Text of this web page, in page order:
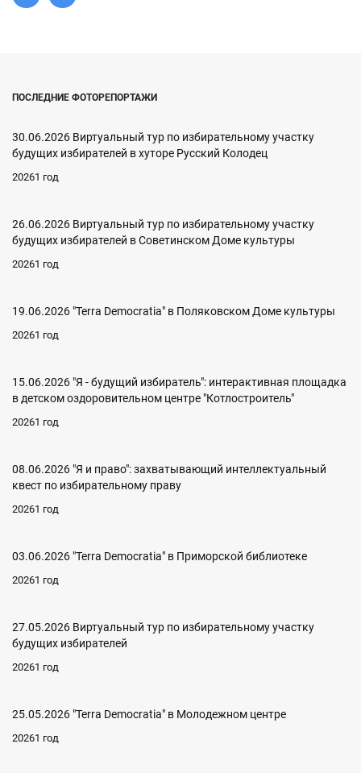
ПОСЛЕДНИЕ ФОТОРЕПОРТАЖИ
30.06.2026 Виртуальный тур по избирательному участку
будущих избирателей в хуторе Русский Колодец
20261 год
26.06.2026 Виртуальный тур по избирательному участку
будущих избирателей в Советинском Доме культуры
20261 год
19.06.2026 "Terra Democratia" в Поляковском Доме культуры
20261 год
15.06.2026 "Я - будущий избиратель": интерактивная площадка
в детском оздоровительном центре "Котлостроитель"
20261 год
08.06.2026 "Я и право": захватывающий интеллектуальный
квест по избирательному праву
20261 год
03.06.2026 "Terra Democratia" в Приморской библиотеке
20261 год
27.05.2026 Виртуальный тур по избирательному участку
будущих избирателей
20261 год
25.05.2026 "Terra Democratia" в Молодежном центре
20261 год